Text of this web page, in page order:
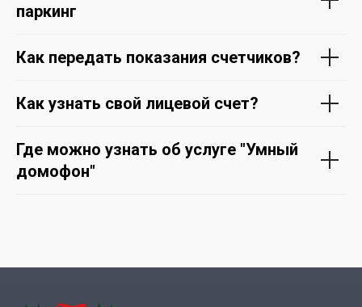
паркинг
Как передать показания счетчиков?
Как узнать свой лицевой счет?
Где можно узнать об услуге "Умный
домофон"